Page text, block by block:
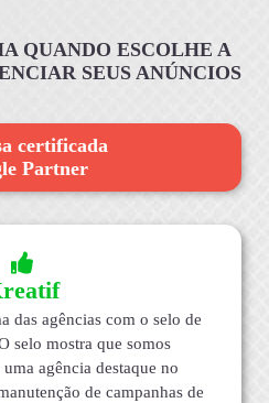
QUANDO ESCOLHE A
SEUS ANÚNCIOS
certificada
Partner
das agências com o selo de
selo mostra que somos
agência destaque no
de campanhas de